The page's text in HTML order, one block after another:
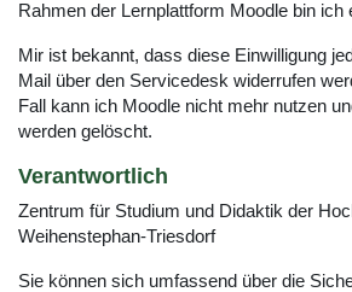
Rahmen der Lernplattform Moodle bin ich
Mir ist bekannt, dass diese Einwilligung
Mail über den Servicedesk widerrufen
Fall kann ich Moodle nicht mehr nutzen
werden gelöscht.
Verantwortlich
Zentrum für Studium und Didaktik der
Weihenstephan-Triesdorf
Sie können sich umfassend über die